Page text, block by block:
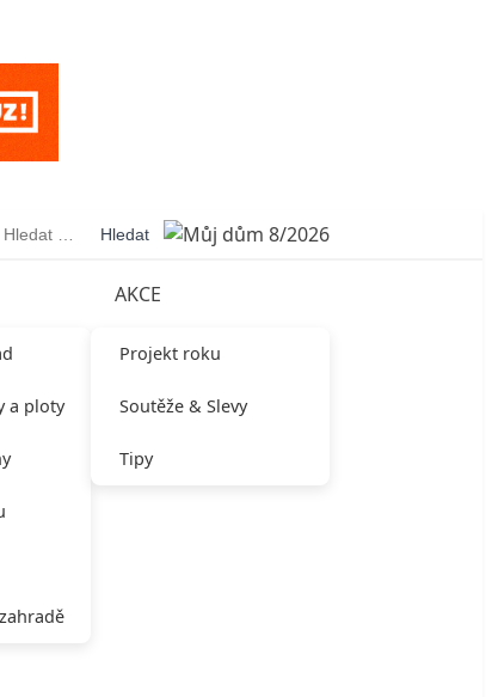
a ploty
AKCE
Projekt roku
Soutěže & Slevy
Tipy